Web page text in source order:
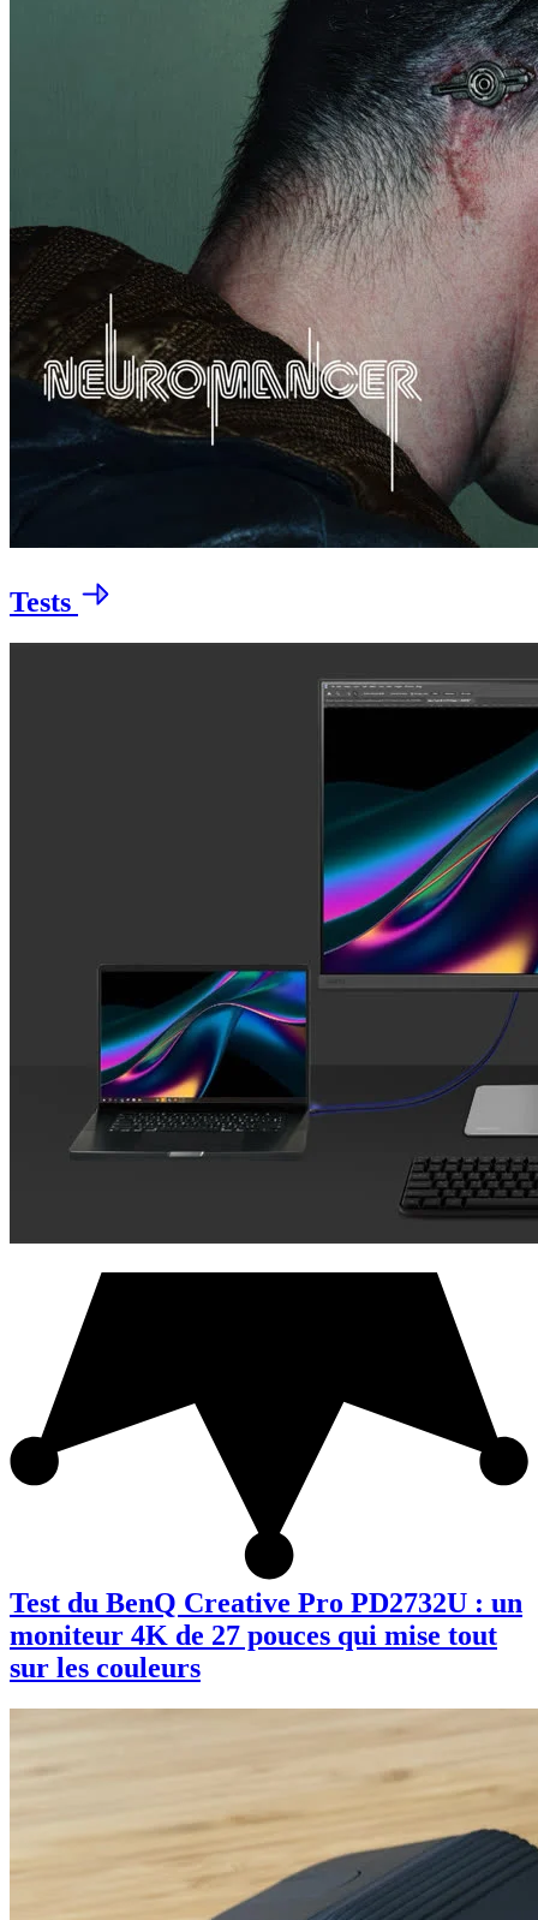
Tests
Test du BenQ Creative Pro PD2732U : un
moniteur 4K de 27 pouces qui mise tout
sur les couleurs